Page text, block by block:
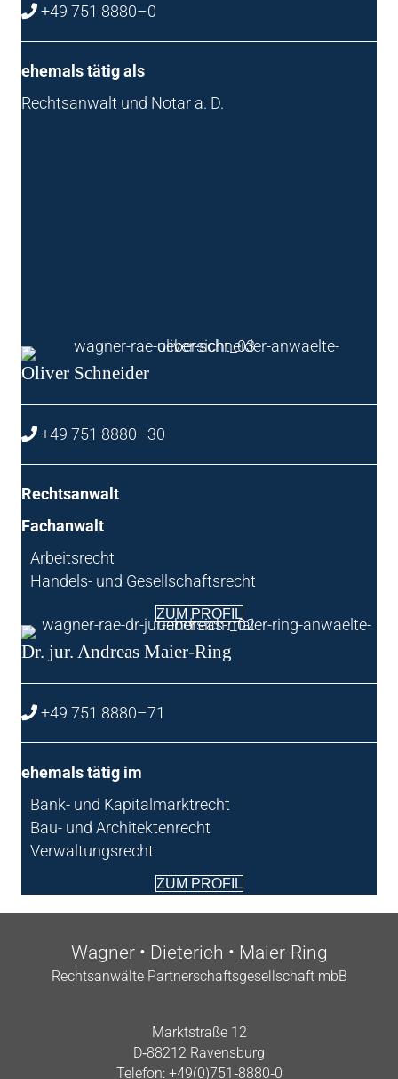
+49 751 8880–0
ehe­mals tätig als
Rechts­an­walt und Notar a. D.
Oli­ver Schneider
+49 751 8880–30
Rechts­an­walt
Fach­an­walt
Arbeits­recht
Han­dels- und Gesellschaftsrecht
ZUM PRO­FIL
Dr. jur. Andre­as Maier-Ring
+49 751 8880–71
ehe­mals tätig im
Bank- und Kapitalmarktrecht
Bau- und Architektenrecht
Verwaltungsrecht
ZUM PRO­FIL
Wag­ner • Die­te­rich • Maier-Ring
Rechts­an­wäl­te Part­ner­schafts­ge­sell­schaft mbB
Markt­stra­ße 12
D‑88212 Ravensburg
Tele­fon: +49(0)751‑8880‑0